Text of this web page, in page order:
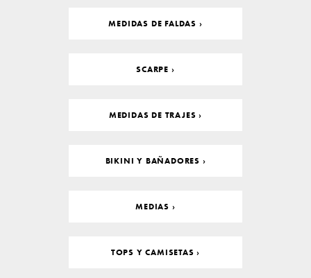
MEDIDAS DE FALDAS ›
SCARPE ›
MEDIDAS DE TRAJES ›
BIKINI Y BAÑADORES ›
MEDIAS ›
TOPS Y CAMISETAS ›